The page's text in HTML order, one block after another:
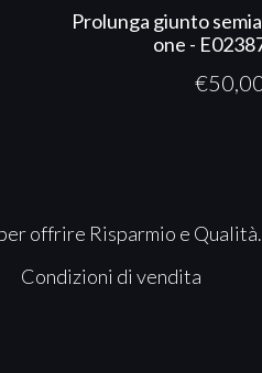
Prolunga giunto
one -
€
offrire Risparmio e Qualità.
Condizioni di vendita